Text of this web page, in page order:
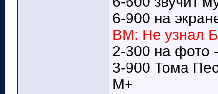
6-900 на
ВМ: Не узнал
2-300 на фото
3-900 Тома
М+